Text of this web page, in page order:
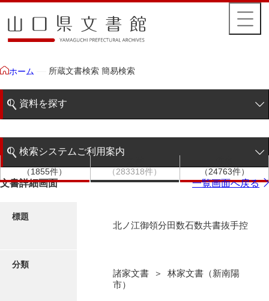
ホーム 所蔵文書検索 簡易検索
資料を探す
階層検索
写真・絵はがき
検索システムご利用案内
検索システムの利用について
（1855件）
（283318件）
（24763件）
文書詳細画面 一覧画面へ戻る
標題
北ノ江御領分田数石数共書抜手控
分類
諸家文書 ＞ 林家文書（新南陽
市）